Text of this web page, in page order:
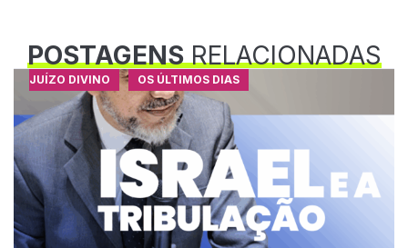
POSTAGENSRELACIONADAS
JUÍZO DIVINO OS ÚLTIMOS DIAS